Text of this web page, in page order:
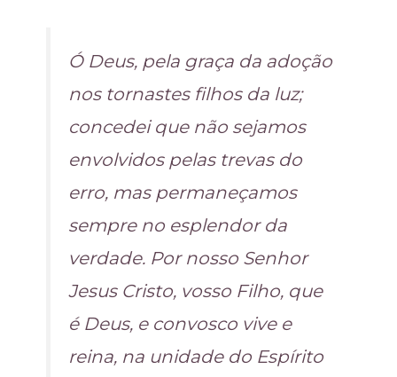
Ó Deus, pela graça da adoção
nos tornastes filhos da luz;
concedei que não sejamos
envolvidos pelas trevas do
erro, mas permaneçamos
sempre no esplendor da
verdade. Por nosso Senhor
Jesus Cristo, vosso Filho, que
é Deus, e convosco vive e
reina, na unidade do Espírito